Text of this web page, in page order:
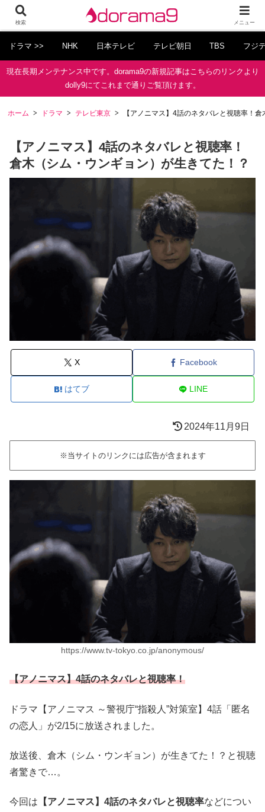
ドラマ >> NHK 日本テレビ テレビ朝日 TBS フジ
現在長期メンテナンス中です。dorama9の新規記事はこちらのリンクより
dolly9にてこれまで通りご覧頂けます。
ホーム ドラマ テレビ東京 【アノニマス】4話のネタバレと視聴率！
【アノニマス】4話のネタバレと視聴率！
倉木（シム・ウンギョン）が生きてた！？
X Facebook
はてブ LINE
2024年11月9日
※当サイトのリンクには広告が含まれます
https://www.tv-tokyo.co.jp/anonymous/
【アノニマス】4話のネタバレと視聴率！
ドラマ【アノニマス ～警視庁“指殺人”対策室】4話「匿名
の恋人」が2/15に放送されました。
放送後、倉木（シム・ウンギョン）が生きてた！？と視聴
者驚きで…。
今回は 【アノニマス】4話のネタバレと視聴率などについ
検索 メニュー